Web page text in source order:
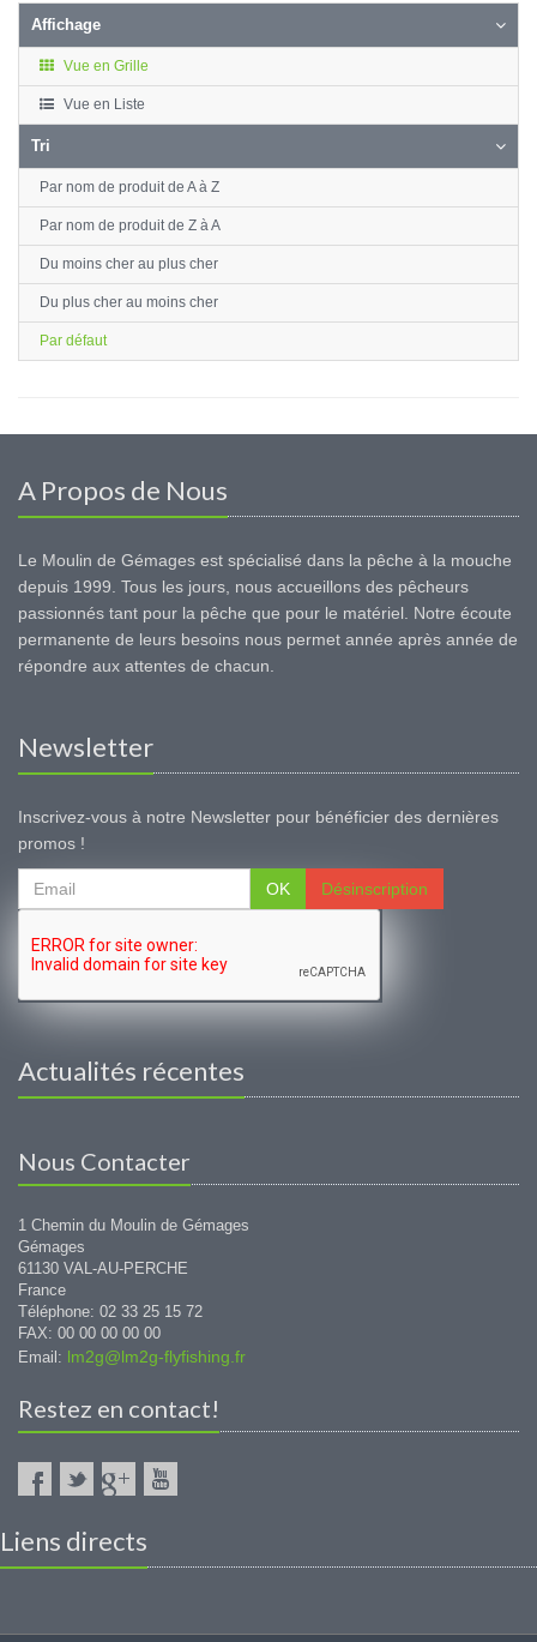
Affichage
Vue en Grille
Vue en Liste
Tri
Par nom de produit de A à Z
Par nom de produit de Z à A
Du moins cher au plus cher
Du plus cher au moins cher
Par défaut
A Propos de Nous
Le Moulin de Gémages est spécialisé dans la pêche à la mouche
depuis 1999. Tous les jours, nous accueillons des pêcheurs
passionnés tant pour la pêche que pour le matériel. Notre écoute
permanente de leurs besoins nous permet année après année de
répondre aux attentes de chacun.
Newsletter
Inscrivez-vous à notre Newsletter pour bénéficier des dernières
promos !
OK Désinscription
Actualités récentes
Nous Contacter
1 Chemin du Moulin de Gémages
Gémages
61130 VAL-AU-PERCHE
France
Téléphone: 02 33 25 15 72
FAX: 00 00 00 00 00
Email: lm2g@lm2g-flyfishing.fr
Restez en contact!
Liens directs